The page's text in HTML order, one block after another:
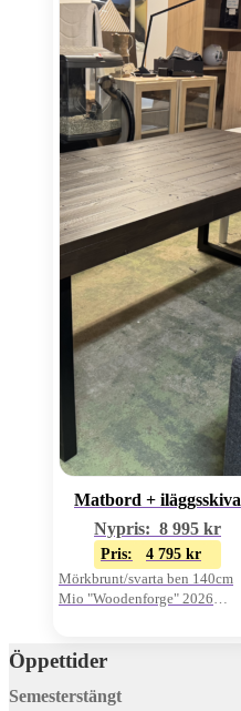
Matbord + iläggsskiva
Nypris: 8 995 kr
Pris: 4 795 kr
Mörkbrunt/svarta ben 140cm
Mio "Woodenforge" 2026
Öppettider
Semesterstängt